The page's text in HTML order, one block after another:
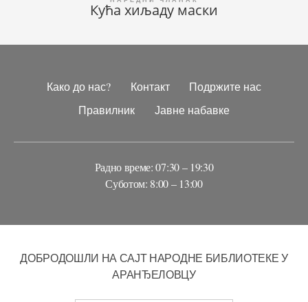
Кућа хиљаду маски
Како до нас? Контакт
Подржите нас
Правилник
Јавне набавке
Радно време: 07:30 – 19:30
Суботом: 8:00 – 13:00
ДОБРОДОШЛИ НА САЈТ НАРОДНЕ БИБЛИОТЕКЕ У
АРАНЂЕЛОВЦУ